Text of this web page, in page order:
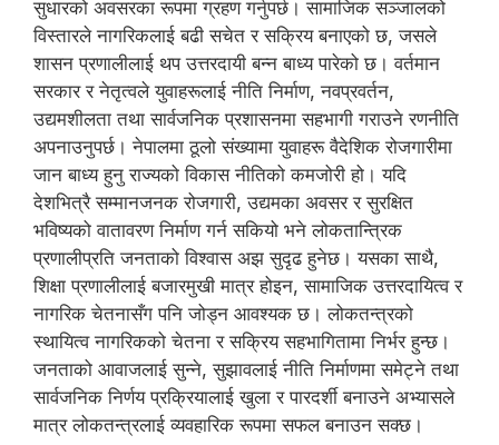
सुधारको अवसरका रूपमा ग्रहण गर्नुपर्छ। सामाजिक सञ्जालको
विस्तारले नागरिकलाई बढी सचेत र सक्रिय बनाएको छ, जसले
शासन प्रणालीलाई थप उत्तरदायी बन्न बाध्य पारेको छ। वर्तमान
सरकार र नेतृत्वले युवाहरूलाई नीति निर्माण, नवप्रवर्तन,
उद्यमशीलता तथा सार्वजनिक प्रशासनमा सहभागी गराउने रणनीति
अपनाउनुपर्छ। नेपालमा ठूलो संख्यामा युवाहरू वैदेशिक रोजगारीमा
जान बाध्य हुनु राज्यको विकास नीतिको कमजोरी हो। यदि
देशभित्रै सम्मानजनक रोजगारी, उद्यमका अवसर र सुरक्षित
भविष्यको वातावरण निर्माण गर्न सकियो भने लोकतान्त्रिक
प्रणालीप्रति जनताको विश्वास अझ सुदृढ हुनेछ। यसका साथै,
शिक्षा प्रणालीलाई बजारमुखी मात्र होइन, सामाजिक उत्तरदायित्व र
नागरिक चेतनासँग पनि जोड्न आवश्यक छ। लोकतन्त्रको
स्थायित्व नागरिकको चेतना र सक्रिय सहभागितामा निर्भर हुन्छ।
जनताको आवाजलाई सुन्ने, सुझावलाई नीति निर्माणमा समेट्ने तथा
सार्वजनिक निर्णय प्रक्रियालाई खुला र पारदर्शी बनाउने अभ्यासले
मात्र लोकतन्त्रलाई व्यवहारिक रूपमा सफल बनाउन सक्छ।